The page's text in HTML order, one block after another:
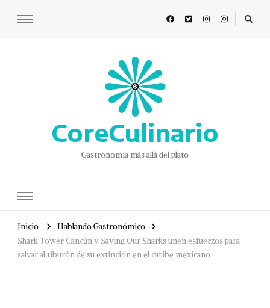
CoreCulinario
Gastronomía más allá del plato
Inicio
Hablando Gastronómico
Shark Tower Cancún y Saving Our Sharks unen esfuerzos para
salvar al tiburón de su extinción en el caribe mexicano